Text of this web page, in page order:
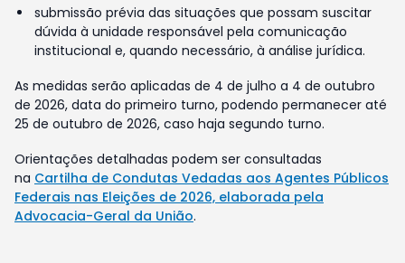
submissão prévia das situações que possam suscitar
dúvida à unidade responsável pela comunicação
institucional e, quando necessário, à análise jurídica.
As medidas serão aplicadas de 4 de julho a 4 de outubro
de 2026, data do primeiro turno, podendo permanecer até
25 de outubro de 2026, caso haja segundo turno.
Orientações detalhadas podem ser consultadas
na Cartilha de Condutas Vedadas aos Agentes Públicos
Federais nas Eleições de 2026, elaborada pela
Advocacia-Geral da União.